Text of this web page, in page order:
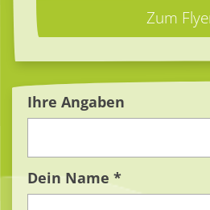
Zum
Ihre Angaben
Dein Name *